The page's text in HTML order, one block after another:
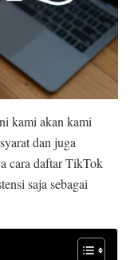
kami akan kami
dan juga
cara daftar TikTok
saja sebagai